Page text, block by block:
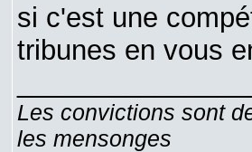
si c'est une
tribunes en vous
Les convictions sont
les mensonges